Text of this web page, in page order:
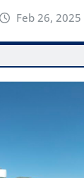
Feb 26, 2025